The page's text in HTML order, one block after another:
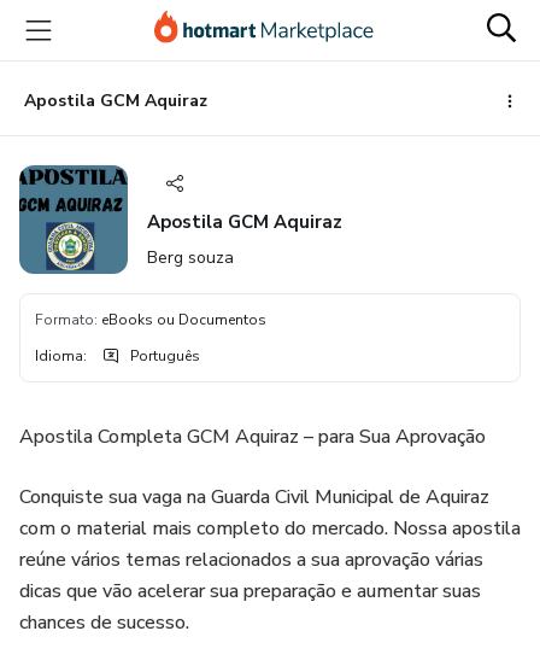
para
conteúdo
principal
para
pagamento
para
rodapé
Apostila GCM Aquiraz
Apostila GCM Aquiraz
Berg souza
Formato: eBooks ou Documentos
Idioma: Português
Apostila Completa GCM Aquiraz – para Sua Aprovação
Conquiste sua vaga na Guarda Civil Municipal de Aquiraz
com o material mais completo do mercado. Nossa apostila
reúne vários temas relacionados a sua aprovação várias
dicas que vão acelerar sua preparação e aumentar suas
chances de sucesso.